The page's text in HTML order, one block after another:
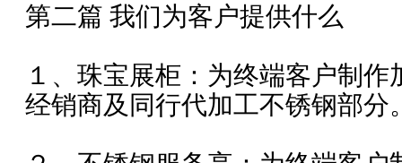
第二篇 我们为客户提供什么
１、珠宝展柜：为终端客户制
经销商及同行代加工不锈钢部分